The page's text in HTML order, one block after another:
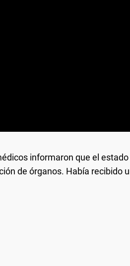
informaron que el
de órganos. Había recibido